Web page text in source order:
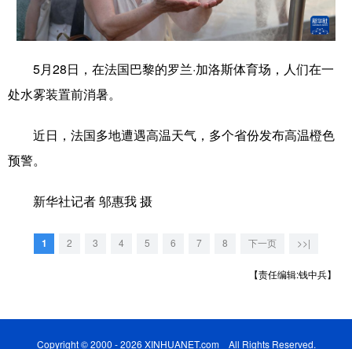
学术中国 乡村振兴 溯源中国
彩票
文化产业
北京 山西
浙江 安徽 福建 江西
5月28日，在法国巴黎的罗兰·加洛斯体育场，人们在一
处水雾装置前消暑。
近日，法国多地遭遇高温天气，多个省份发布高温橙色
预警。
新华社记者 邬惠我 摄
1 2 3 4 5 6 7 8 下一页 >>|
【责任编辑:钱中兵】
Copyright © 2000 - 2026 XINHUANET.com All Rights Reserved.